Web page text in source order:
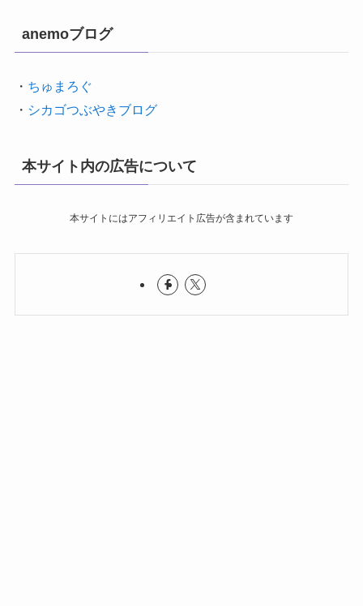
anemoブログ
・ ちゅまろぐ
・ シカゴつぶやきブログ
本サイト内の広告について
本サイトにはアフィリエイト広告が含まれています